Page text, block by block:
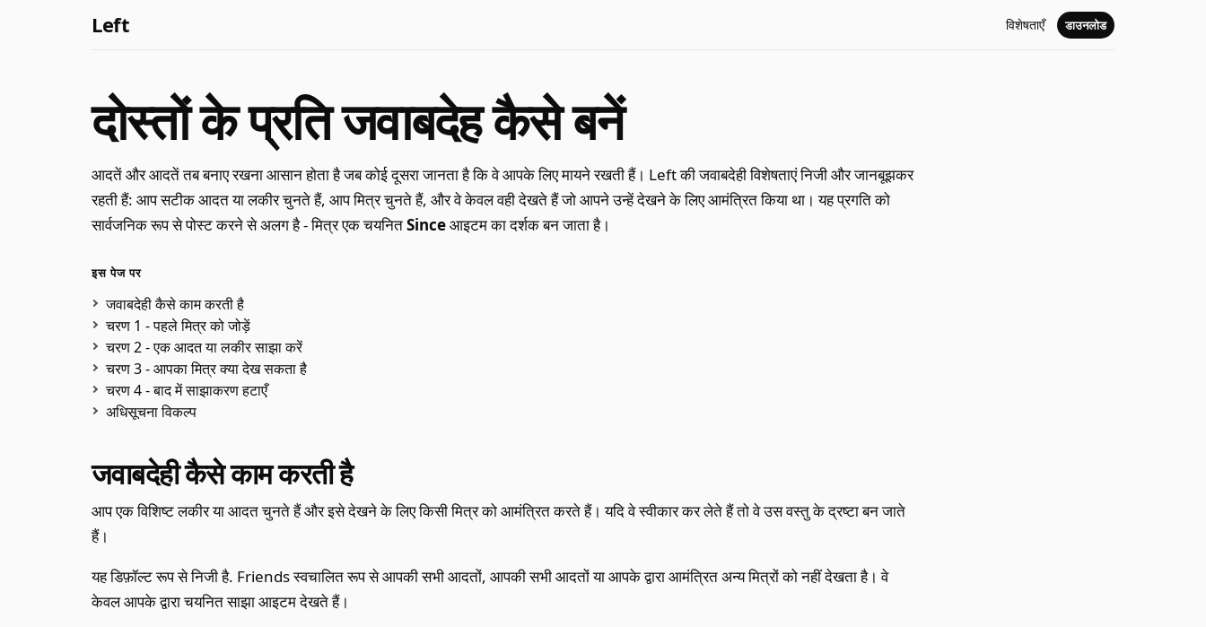
Left विशेषताएँ डाउनलोड
दोस्तों के प्रति जवाबदेह कैसे बनें
आदतें और आदतें तब बनाए रखना आसान होता है जब कोई दूसरा जानता है कि वे आपके लिए मायने रखती हैं। Left की जवाबदेही विशेषताएं निजी और जानबूझकर
रहती हैं: आप सटीक आदत या लकीर चुनते हैं, आप मित्र चुनते हैं, और वे केवल वही देखते हैं जो आपने उन्हें देखने के लिए आमंत्रित किया था। यह प्रगति को
सार्वजनिक रूप से पोस्ट करने से अलग है - मित्र एक चयनितSinceआइटम का दर्शक बन जाता है।
इस पेज पर
जवाबदेही कैसे काम करती है
चरण 1 - पहले मित्र को जोड़ें
चरण 2 - एक आदत या लकीर साझा करें
चरण 3 - आपका मित्र क्या देख सकता है
चरण 4 - बाद में साझाकरण हटाएँ
अधिसूचना विकल्प
जवाबदेही कैसे काम करती है
आप एक विशिष्ट लकीर या आदत चुनते हैं और इसे देखने के लिए किसी मित्र को आमंत्रित करते हैं। यदि वे स्वीकार कर लेते हैं तो वे उस वस्तु के द्रष्टा बन जाते
हैं।
यह डिफ़ॉल्ट रूप से निजी है. Friends स्वचालित रूप से आपकी सभी आदतों, आपकी सभी आदतों या आपके द्वारा आमंत्रित अन्य मित्रों को नहीं देखता है। वे
केवल आपके द्वारा चयनित साझा आइटम देखते हैं।